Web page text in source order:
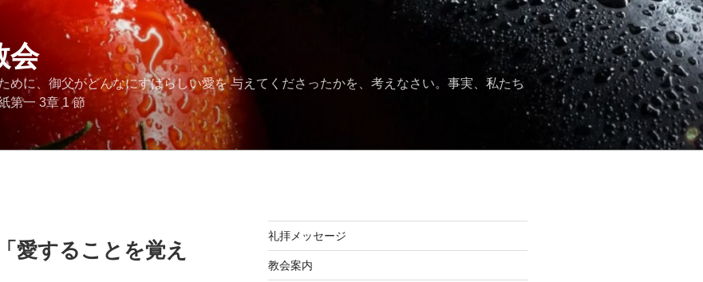
会
めに、御父がどんなにすばらしい愛を 与えてくださったかを、考えなさい。事実、私たち
第一 3章 1 節
愛することを覚え
礼拝メッセージ
教会案内